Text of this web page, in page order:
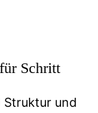
Schritt
Struktur und